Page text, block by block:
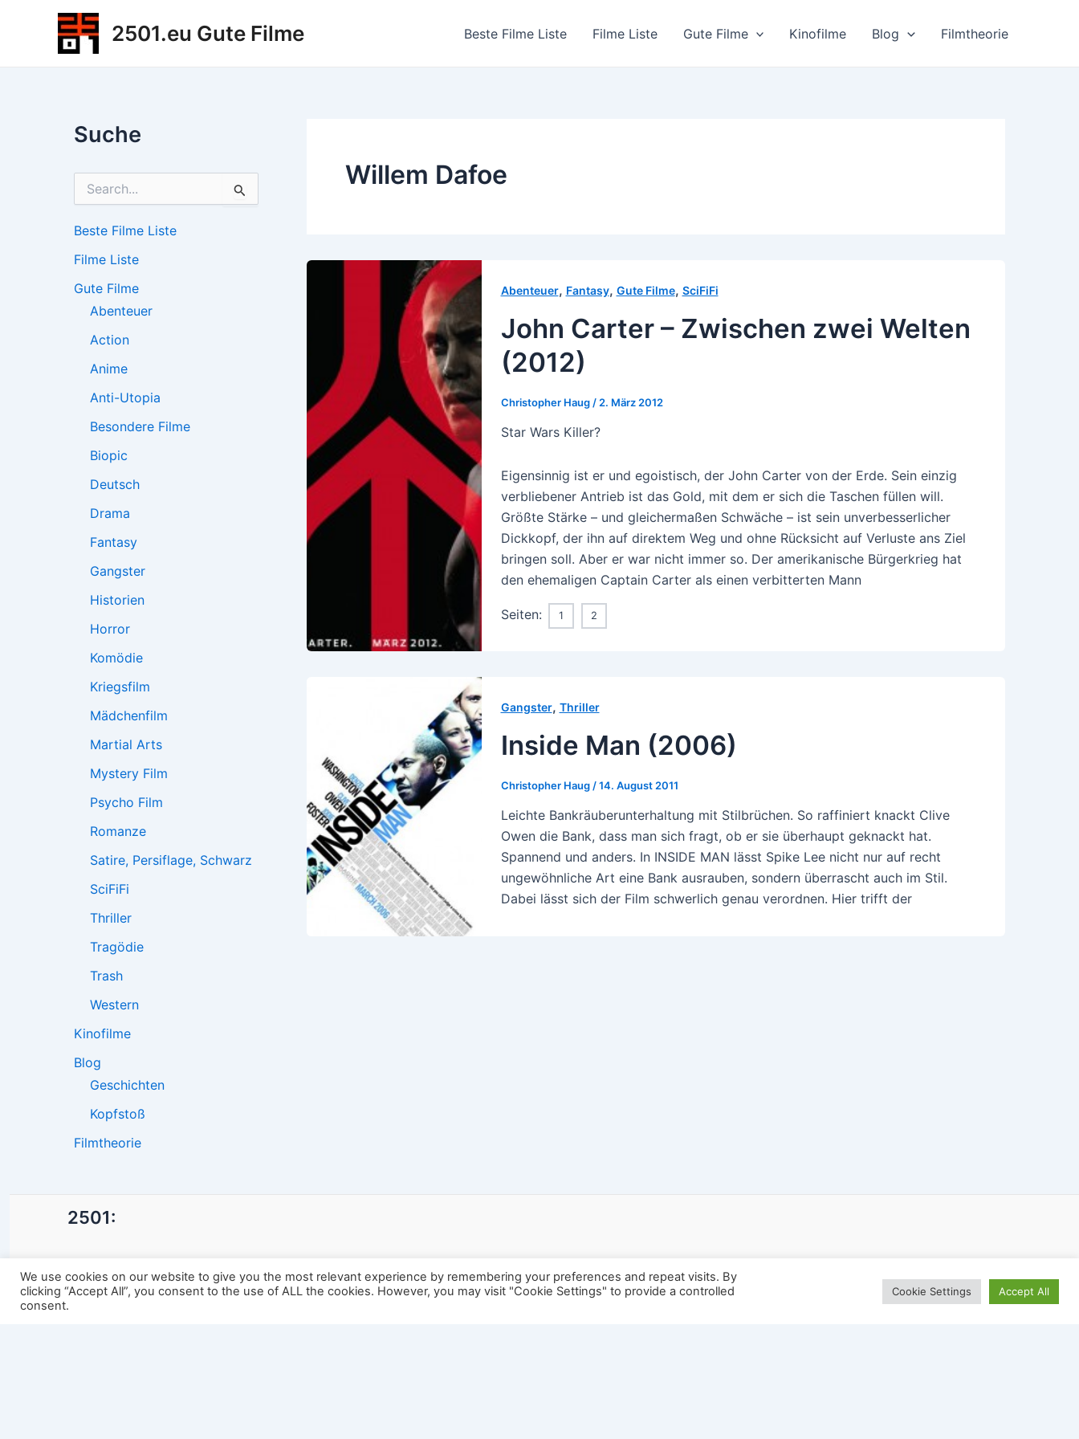
2501.eu Gute Filme Beste Filme Liste Filme Liste Gute Filme Kinofilme Blog Filmtheorie
Suche
h
n
a
Beste Filme Liste
Filme Liste
Gute Filme
Abenteuer
Action
Anime
Anti-Utopia
Besondere Filme
Biopic
Deutsch
Drama
Fantasy
Gangster
Historien
Horror
Komödie
Kriegsfilm
Mädchenfilm
Martial Arts
Mystery Film
Psycho Film
Romanze
Satire, Persiflage, Schwarz
SciFiFi
Thriller
Tragödie
Trash
Western
Kinofilme
Blog
Geschichten
Kopfstoß
Filmtheorie
Willem Dafoe
Abenteuer, Fantasy, Gute Filme, SciFiFi
John Carter – Zwischen zwei Welten
(2012)
Christopher Haug / 2. März 2012
Star Wars Killer?
Eigensinnig ist er und egoistisch, der John Carter von der Erde. Sein einzig
verbliebener Antrieb ist das Gold, mit dem er sich die Taschen füllen will.
Größte Stärke – und gleichermaßen Schwäche – ist sein unverbesserlicher
Dickkopf, der ihn auf direktem Weg und ohne Rücksicht auf Verluste ans Ziel
bringen soll. Aber er war nicht immer so. Der amerikanische Bürgerkrieg hat
den ehemaligen Captain Carter als einen verbitterten Mann
Seiten: 1 2
Gangster, Thriller
Inside Man (2006)
Christopher Haug /14. August 2011
Leichte Bankräuberunterhaltung mit Stilbrüchen. So raffiniert knackt Clive
Owen die Bank, dass man sich fragt, ob er sie überhaupt geknackt hat.
Spannend und anders. In INSIDE MAN lässt Spike Lee nicht nur auf recht
ungewöhnliche Art eine Bank ausrauben, sondern überrascht auch im Stil.
Dabei lässt sich der Film schwerlich genau verordnen. Hier trifft der
2501:
Impressum
We use cookies on our website to give you the most relevant experience by remembering your preferences and repeat visits. By
clicking “Accept All”, you consent to the use of ALL the cookies. However, you may visit "Cookie Settings" to provide a controlled
consent.
Cookie Settings Accept All